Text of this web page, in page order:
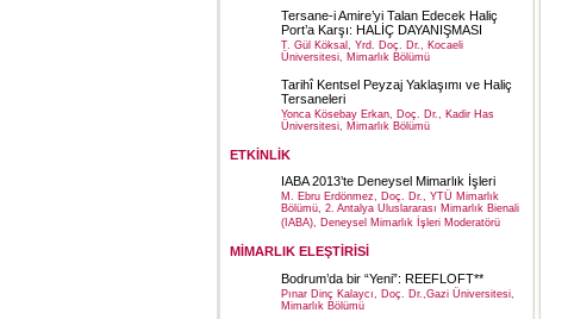
Tersane-i Amire’yi Talan Edecek Haliç
Port’a Karşı: HALİÇ DAYANIŞMASI
T. Gül Köksal, Yrd. Doç. Dr., Kocaeli
Üniversitesi, Mimarlık Bölümü
Tarihî Kentsel Peyzaj Yaklaşımı ve Haliç
Tersaneleri
Yonca Kösebay Erkan, Doç. Dr., Kadir Has
Üniversitesi, Mimarlık Bölümü
ETKİNLİK
IABA 2013’te Deneysel Mimarlık İşleri
M. Ebru Erdönmez, Doç. Dr., YTÜ Mimarlık
Bölümü, 2. Antalya Uluslararası Mimarlık Bienali
(IABA), Deneysel Mimarlık İşleri Moderatörü
MİMARLIK ELEŞTİRİSİ
Bodrum’da bir “Yeni”: REEFLOFT**
Pınar Dinç Kalaycı, Doç. Dr.,Gazi Üniversitesi,
Mimarlık Bölümü